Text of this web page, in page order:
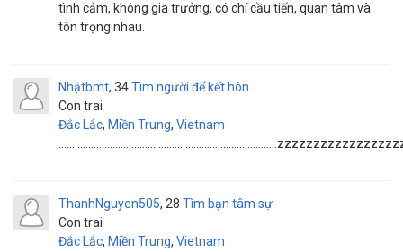
tình cảm, không gia trưởng, có chí cầu tiến, quan tâm và
tôn trọng nhau.
Nhậtbmt
Con trai
34
Đắc Lắc, Miền Trung, Vietnam
Tìm người để kết hôn
ThanhNguyen505
Con trai
28
Đắc Lắc, Miền Trung, Vietnam
Tìm bạn tâm sự